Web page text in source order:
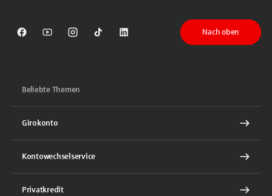
Sparkasse auf Facebook
Sparkasse auf Youtube
Sparkasse auf Instagram
Sparkasse auf TikTok
Sparkasse auf LinkedIn
Nach oben
Beliebte Themen
Girokonto
Kontowechselservice
Privatkredit